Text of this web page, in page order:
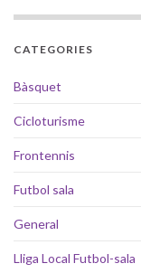
CATEGORIES
Bàsquet
Cicloturisme
Frontennis
Futbol sala
General
Lliga Local Futbol-sala